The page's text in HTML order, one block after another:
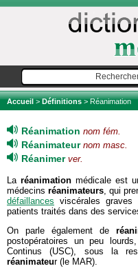
Accueil>Définitions> Réanimation
Réanimation nom fém.
Réanimateur nom masc.
Réanimer ver.
La réanimation médicale est
médecins réanimateurs, qui
défaillances viscérales
patients traités dans des
On parle également de
postopératoires un peu
Continus (USC), sous la
réanimateur (le MAR).